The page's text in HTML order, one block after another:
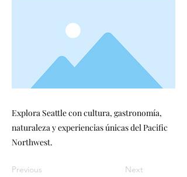
Explora Seattle con cultura, gastronomía,
naturaleza y experiencias únicas del Pacific
Northwest.
Previous Next